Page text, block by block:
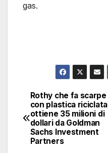
gas.
Navigazione
articoli
Rothy che fa scarpe
con plastica riciclata
ottiene 35 milioni di
dollari da Goldman
Sachs Investment
Partners